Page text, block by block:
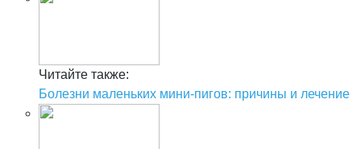
Читайте также:
Болезни маленьких мини-пигов: причины и лечение